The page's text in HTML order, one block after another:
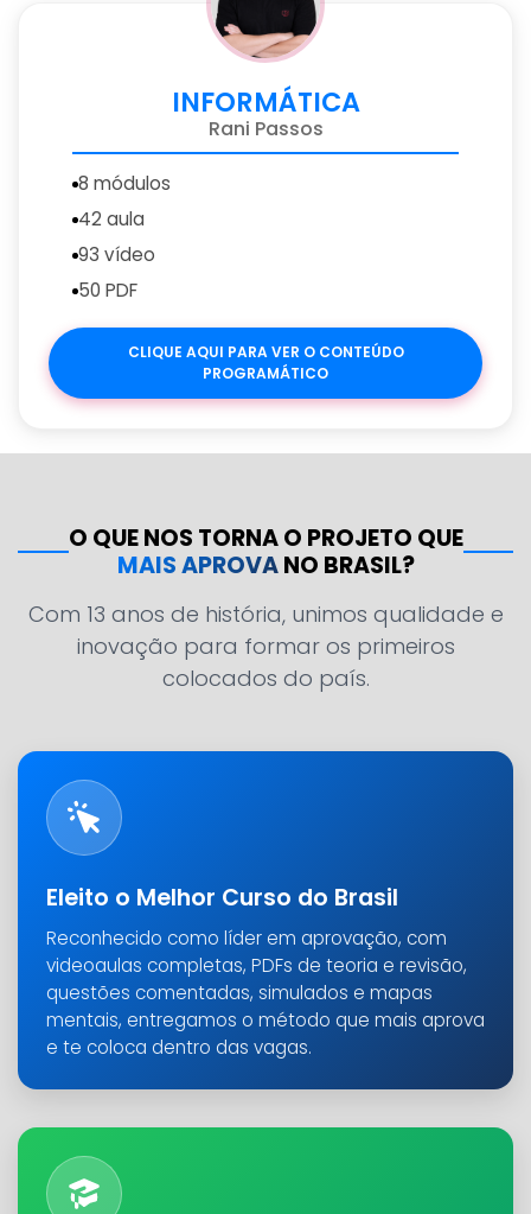
INFORMÁTICA
Rani Passos
8 módulos
42 aula
93 vídeo
50 PDF
CLIQUE AQUI PARA VER O CONTEÚDO
PROGRAMÁTICO
O QUE NOS TORNA O PROJETO QUE
MAIS APROVANO BRASIL?
Com 13 anos de história, unimos qualidade e
inovação para formar os primeiros
colocados do país.
Eleito o Melhor Curso do Brasil
Reconhecido como líder em aprovação, com
videoaulas completas, PDFs de teoria e revisão,
questões comentadas, simulados e mapas
mentais, entregamos o método que mais aprova
e te coloca dentro das vagas.